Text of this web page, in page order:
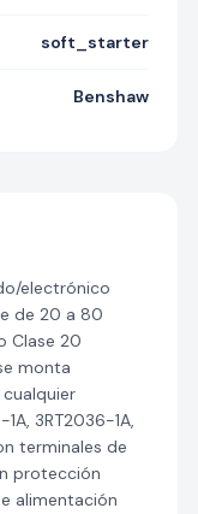
soft_starter
Benshaw
electrónico
de 20 a 80
Clase 20
monta
3RT2036-1A,
terminales de
protección
alimentación